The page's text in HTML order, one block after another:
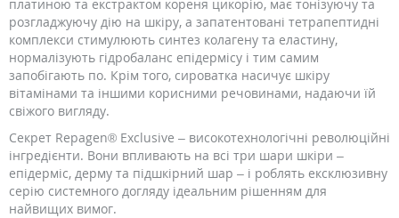
платиною та екстрактом кореня цикорію, має тонізуючу та
розгладжуючу дію на шкіру, а запатентовані тетрапептидні
комплекси стимулюють синтез колагену та еластину,
нормалізують гідробаланс епідермісу і тим самим
запобігають по. Крім того, сироватка насичує шкіру
вітамінами та іншими корисними речовинами, надаючи їй
свіжого вигляду.
Секрет Repagen® Exclusive – високотехнологічні революційні
інгредієнти. Вони впливають на всі три шари шкіри –
епідерміс, дерму та підшкірний шар – і роблять ексклюзивну
серію системного догляду ідеальним рішенням для
найвищих вимог.